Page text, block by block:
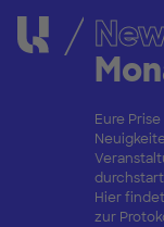
Eure
Hier
zur